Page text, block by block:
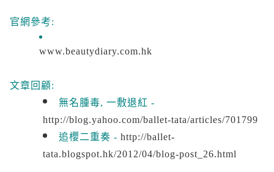
官網參考:
www.beautydiary.com.hk
文章回顧:
無名腫毒, 一敷退紅 -
http://blog.yahoo.com/ballet-tata/articles/701799
追櫻二重奏 - http://ballet-
tata.blogspot.hk/2012/04/blog-post_26.html